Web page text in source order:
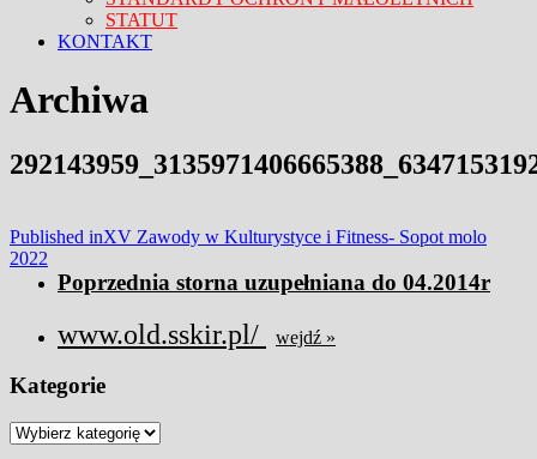
STATUT
KONTAKT
FACEBOOK
MENU
Archiwa
Nawigacja
wpisu
Published inXV Zawody w Kulturystyce i Fitness- Sopot molo
2022
Poprzednia storna uzupełniana do 04.2014r
www.old.sskir.pl/ wejdź »
Kategorie
Kategorie